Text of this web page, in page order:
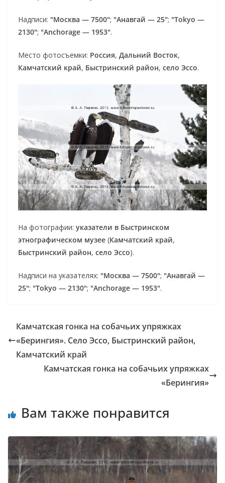
Надписи: "Москва — 7500"; "Анавгай — 25"; "Tokyo —
2130"; "Anchorage — 1953".
Место фотосъемки: Россия, Дальний Восток,
Камчатский край, Быстринский район, село Эссо.
На фотографии: указатели в Быстринском
этнографическом музее (Камчатский край,
Быстринский район, село Эссо).
Надписи на указателях: "Москва — 7500"; "Анавгай —
25"; "Tokyo — 2130"; "Anchorage — 1953".
Камчатская гонка на собачьих упряжках
«Берингия». Село Эссо, Быстринский район,
Камчатский край
Камчатская гонка на собачьих упряжках
«Берингия»
Вам также понравится